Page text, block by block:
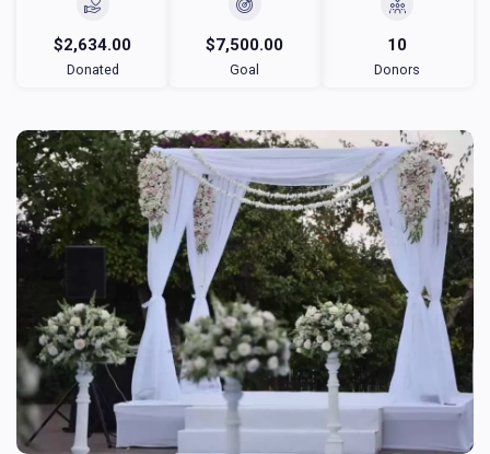
$2,634.00
Donated
$7,500.00
Goal
10
Donors